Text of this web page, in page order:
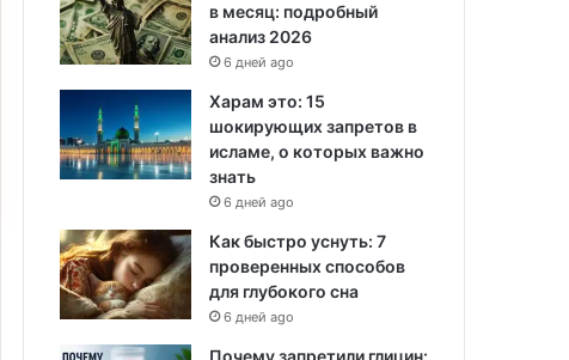
в месяц: подробный
анализ 2026
6 дней ago
Харам это: 15
шокирующих запретов в
исламе, о которых важно
знать
6 дней ago
Как быстро уснуть: 7
проверенных способов
для глубокого сна
6 дней ago
Почему запретили глицин: